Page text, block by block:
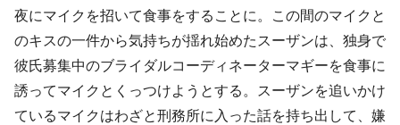
夜にマイクを招いて食事をすることに。この間のマイクと
のキスの一件から気持ちが揺れ始めたスーザンは、独身で
彼氏募集中のブライダルコーディネーターマギーを食事に
誘ってマイクとくっつけようとする。スーザンを追いかけ
ているマイクはわざと刑務所に入った話を持ち出して、嫌